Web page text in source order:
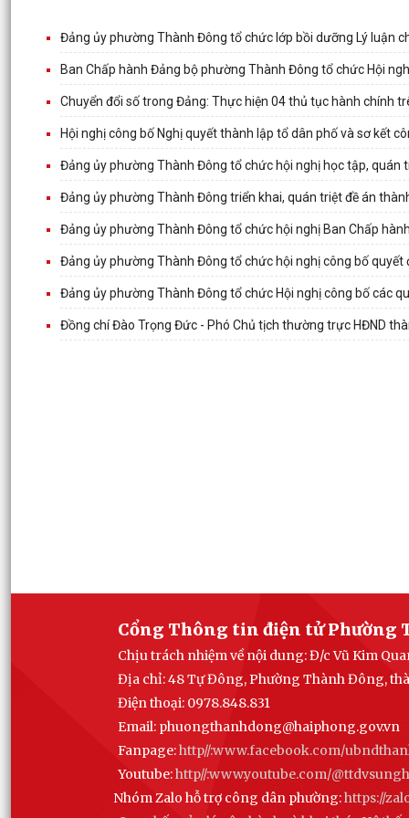
Đảng ủy phường Thành Đông tổ chức lớp bồi dưỡng Lý luận
Ban Chấp hành Đảng bộ phường Thành Đông tổ chức Hội
Chuyển đổi số trong Đảng: Thực hiện 04 thủ tục hành chính
Hội nghị công bố Nghị quyết thành lập tổ dân phố và sơ kết
Đảng ủy phường Thành Đông tổ chức hội nghị học tập, quán
Đảng ủy phường Thành Đông triển khai, quán triệt đề án
Đảng ủy phường Thành Đông tổ chức hội nghị Ban Chấp
Đảng ủy phường Thành Đông tổ chức hội nghị công bố quyết
Đảng ủy phường Thành Đông tổ chức Hội nghị công bố các
Đồng chí Đào Trọng Đức - Phó Chủ tịch thường trực HĐND
Cổng Thông tin điện tử Phường
Chịu trách nhiệm về nội dung: Đ/c Vũ Kim
Địa chỉ: 48 Tự Đông, Phường Thành Đông,
Điện thoại: 0978.848.831
Email: phuongthanhdong@haiphong.gov.vn
Fanpage:http//:www.facebook.com/
Youtube:http//:www.youtube.com/
Nhóm Zalo hỗ trợ công dân phường:https://